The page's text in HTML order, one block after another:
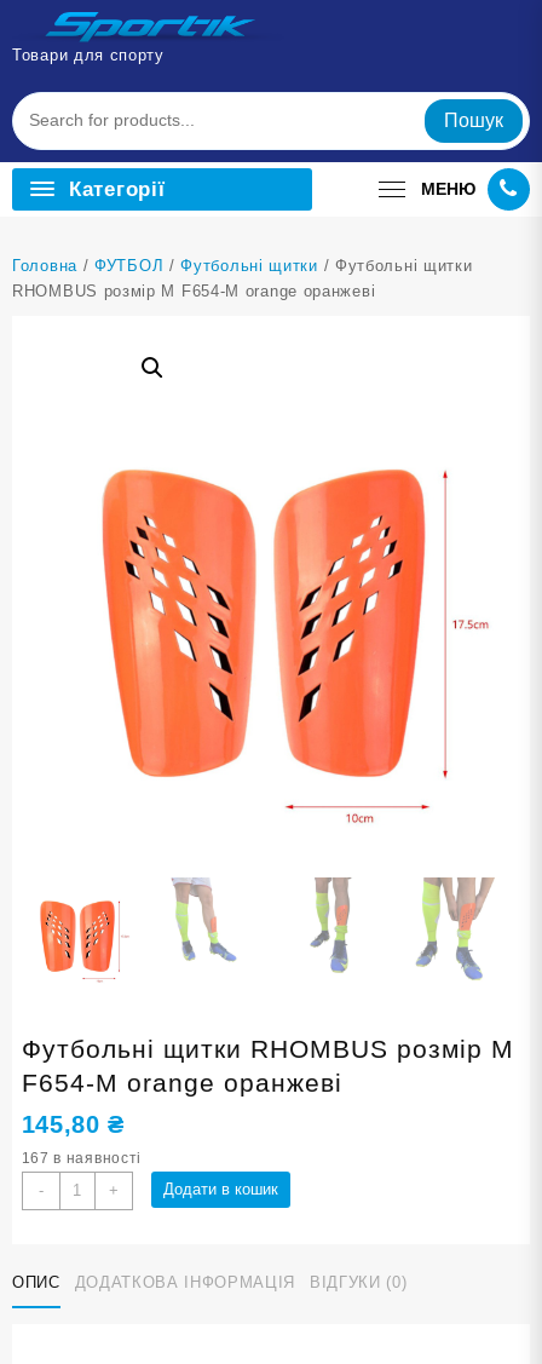
Перейти
вмісту
Товари для спорту
Пошук
Категорії МЕНЮ
Головна /ФУТБОЛ /Футбольні щитки / Футбольні щитки
RHOMBUS розмір M F654-M orange оранжеві
Футбольні щитки RHOMBUS розмір M
F654-M orange оранжеві
145,80₴
167 в наявності
-
Футбольні
щитки
M
F654-
+ Додати в кошик
ОПИС ДОДАТКОВА ІНФОРМАЦІЯ ВІДГУКИ (0)